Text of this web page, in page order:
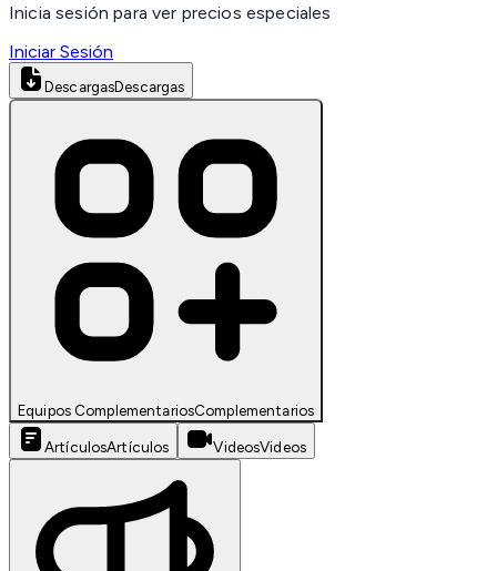
Inicia sesión para ver precios especiales
Iniciar Sesión
DescargasDescargas
Equipos ComplementariosComplementarios
ArtículosArtículos VideosVideos